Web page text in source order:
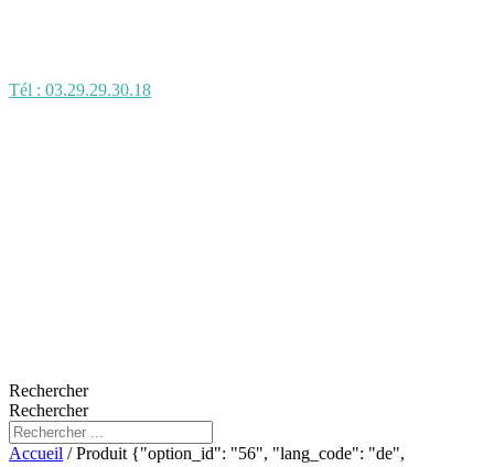
Tél : 03.29.29.30.18
Rechercher
Rechercher
Accueil / Produit {"option_id": "56", "lang_code": "de",